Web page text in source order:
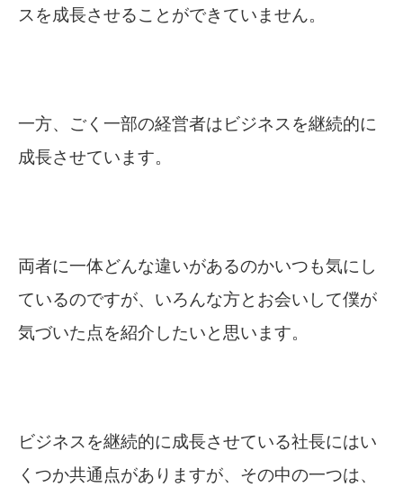
スを成長させることができていません。
一方、ごく一部の経営者はビジネスを継続的に
成長させています。
両者に一体どんな違いがあるのかいつも気にし
ているのですが、いろんな方とお会いして僕が
気づいた点を紹介したいと思います。
ビジネスを継続的に成長させている社長にはい
くつか共通点がありますが、その中の一つは、